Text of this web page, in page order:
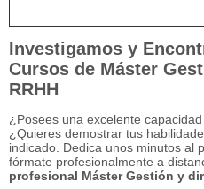
Investigamos y
Cursos de Máster
RRHH
¿Posees una excelente
¿Quieres demostrar tus
indicado. Dedica unos minutos al
fórmate profesionalmente a
profesional Máster Gestión y